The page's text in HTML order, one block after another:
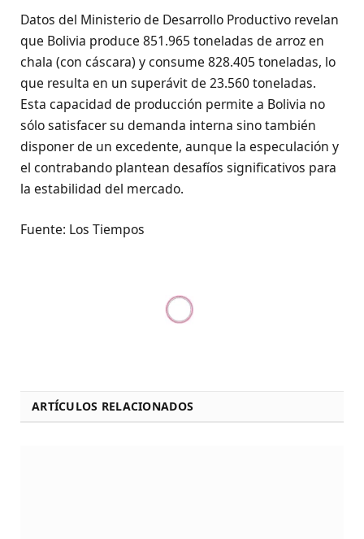
Datos del Ministerio de Desarrollo Productivo revelan
que Bolivia produce 851.965 toneladas de arroz en
chala (con cáscara) y consume 828.405 toneladas, lo
que resulta en un superávit de 23.560 toneladas.
Esta capacidad de producción permite a Bolivia no
sólo satisfacer su demanda interna sino también
disponer de un excedente, aunque la especulación y
el contrabando plantean desafíos significativos para
la estabilidad del mercado.
Fuente: Los Tiempos
ARTÍCULOS RELACIONADOS